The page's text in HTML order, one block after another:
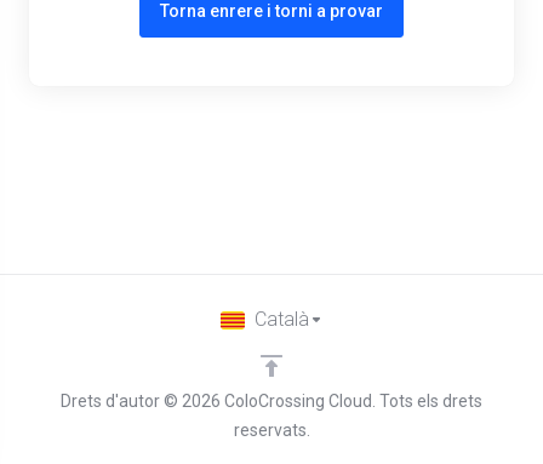
Torna enrere i torni a provar
Drets d'autor © 2026 ColoCrossing Cloud. Tots els drets
reservats.
Català